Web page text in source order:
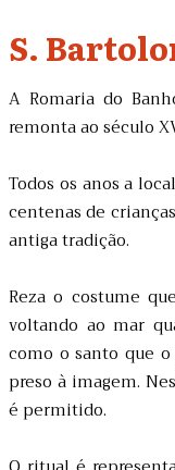
S.
A Romaria do
remonta ao século
Todos os anos a
centenas de
antiga tradição.
Reza o costume
voltando ao mar
como o santo que
preso à imagem.
é permitido.